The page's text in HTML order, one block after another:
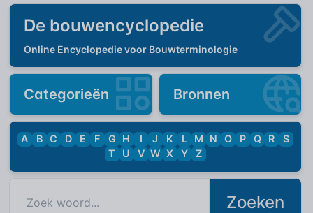
De bouwencyclopedie
Online Encyclopedie voor Bouwterminologie
Categorieën Bronnen
A B C D E F G H I J K L M N O P Q R
S
T
U V W X Y Z
Zoeken